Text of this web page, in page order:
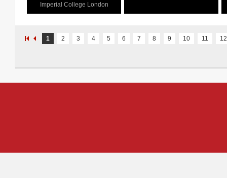
Imperial College London
1 2 3 4 5 6 7 8 9 10 11 12